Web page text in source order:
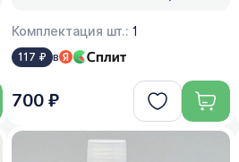
Комплектация шт.: 1
117 ₽ в
700 ₽